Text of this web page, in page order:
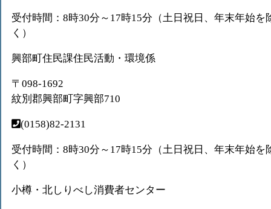
受付時間：8時30分～17時15分（土日祝日、年末年始を
く）
興部町住民課住民活動・環境係
〒098-1692
紋別郡興部町字興部710
(0158)82-2131
受付時間：8時30分～17時15分（土日祝日、年末年始を
く）
小樽・北しりべし消費者センター